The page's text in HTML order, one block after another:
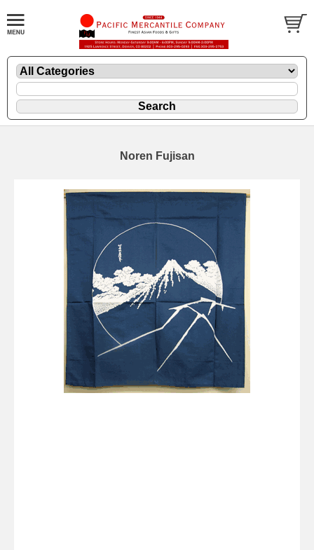
Noren Fujisan